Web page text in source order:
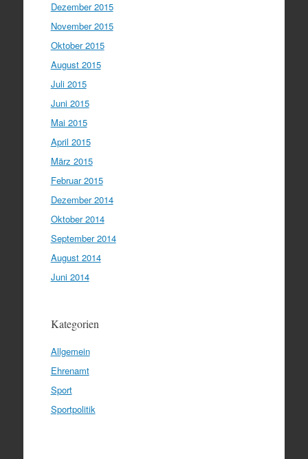
Dezember 2015
November 2015
Oktober 2015
August 2015
Juli 2015
Juni 2015
Mai 2015
April 2015
März 2015
Februar 2015
Dezember 2014
Oktober 2014
September 2014
August 2014
Juni 2014
Kategorien
Allgemein
Ehrenamt
Sport
Sportpolitik